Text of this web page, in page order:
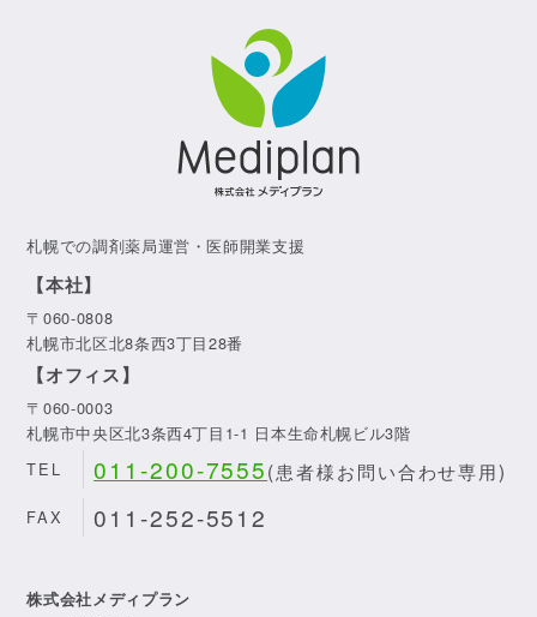
札幌での調剤薬局運営・医師開業支援
【本社】
〒060-0808
札幌市北区北8条西3丁目28番
【オフィス】
〒060-0003
札幌市中央区北3条西4丁目1-1 日本生命札幌ビル3階
TEL
011-200-7555(患者様お問い合わせ専用)
FAX 011-252-5512
株式会社メディプラン